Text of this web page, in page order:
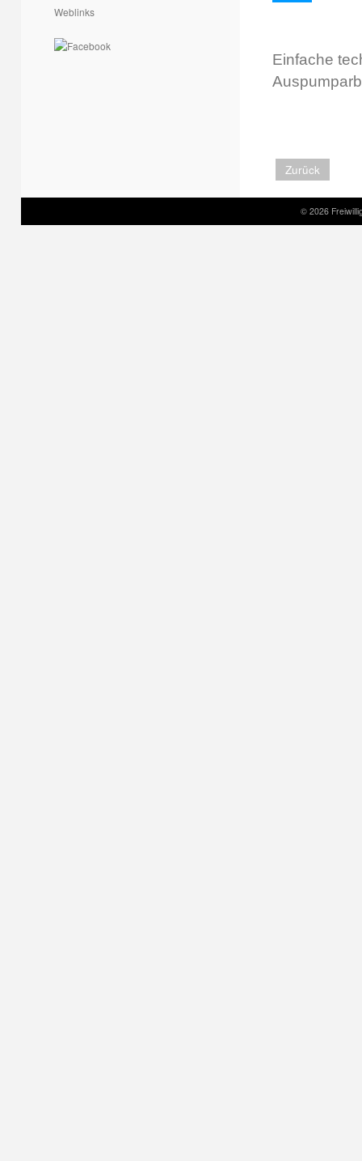
Weblinks
Einfache
Zurück
© 2026